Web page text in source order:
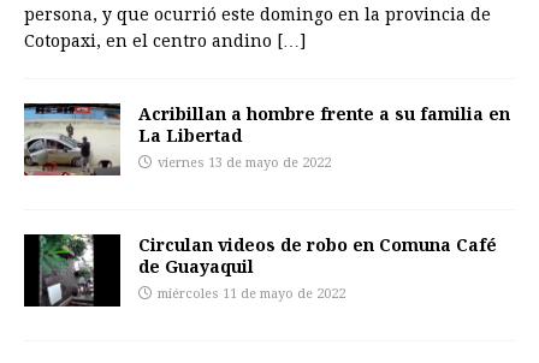
persona, y que ocurrió este domingo en la provincia de
Cotopaxi, en el centro andino […]
Acribillan a hombre frente a su familia en
La Libertad
viernes 13 de mayo de 2022
Circulan videos de robo en Comuna Café
de Guayaquil
miércoles 11 de mayo de 2022